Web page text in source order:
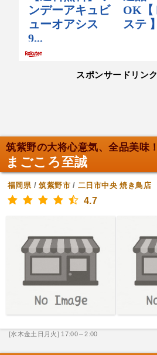
スポンサードリンク
筑紫野の大将心意気、全品美味！
まごころ至誠
福岡県/筑紫野市/二日市中央 焼き鳥店
4.7
[水木金土日月火] 17:00～2:00